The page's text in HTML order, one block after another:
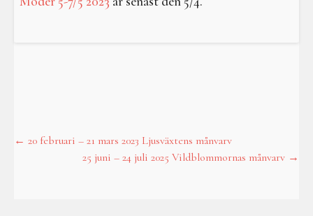
Resa i verkligheterna
Post
← 20 februari – 21 mars 2023 Ljusväxtens månvarv
25 juni – 24 juli 2025 Vildblommornas månvarv →